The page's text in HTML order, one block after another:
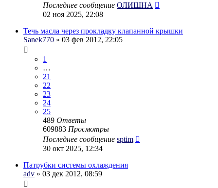
Последнее сообщение ОЛИШНА
02 ноя 2025, 22:08
Течь масла через прокладку клапанной крышки
Sanek770 » 03 фев 2012, 22:05
1
…
21
22
23
24
25
489 Ответы
609883 Просмотры
Последнее сообщение sptim
30 окт 2025, 12:34
Патрубки системы охлаждения
adv » 03 дек 2012, 08:59